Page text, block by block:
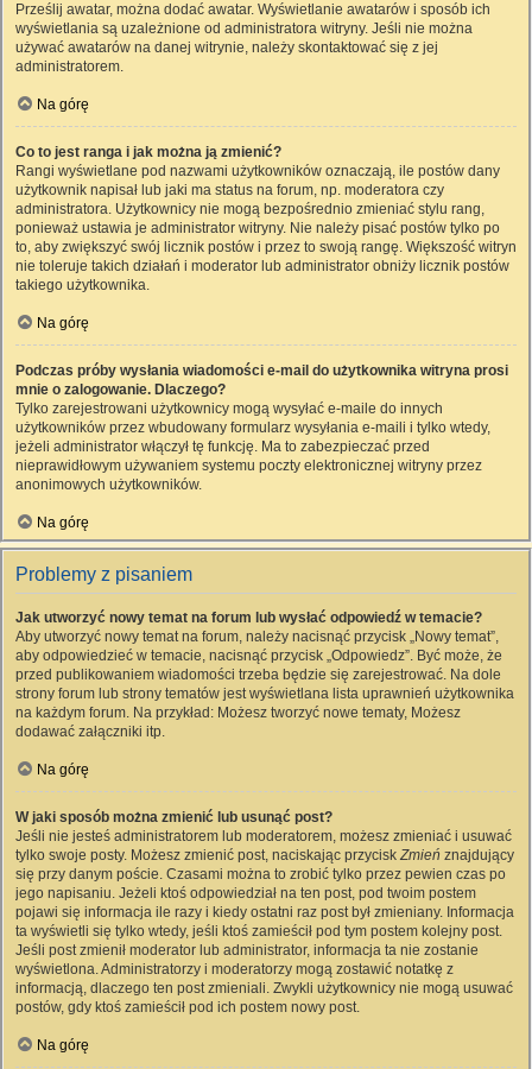
Prześlij awatar, można dodać awatar. Wyświetlanie awatarów i sposób ich
wyświetlania są uzależnione od administratora witryny. Jeśli nie można
używać awatarów na danej witrynie, należy skontaktować się z jej
administratorem.
Na górę
Co to jest ranga i jak można ją zmienić?
Rangi wyświetlane pod nazwami użytkowników oznaczają, ile postów dany
użytkownik napisał lub jaki ma status na forum, np. moderatora czy
administratora. Użytkownicy nie mogą bezpośrednio zmieniać stylu rang,
ponieważ ustawia je administrator witryny. Nie należy pisać postów tylko po
to, aby zwiększyć swój licznik postów i przez to swoją rangę. Większość witryn
nie toleruje takich działań i moderator lub administrator obniży licznik postów
takiego użytkownika.
Na górę
Podczas próby wysłania wiadomości e-mail do użytkownika witryna prosi
mnie o zalogowanie. Dlaczego?
Tylko zarejestrowani użytkownicy mogą wysyłać e-maile do innych
użytkowników przez wbudowany formularz wysyłania e-maili i tylko wtedy,
jeżeli administrator włączył tę funkcję. Ma to zabezpieczać przed
nieprawidłowym używaniem systemu poczty elektronicznej witryny przez
anonimowych użytkowników.
Na górę
Problemy z pisaniem
Jak utworzyć nowy temat na forum lub wysłać odpowiedź w temacie?
Aby utworzyć nowy temat na forum, należy nacisnąć przycisk „Nowy temat”,
aby odpowiedzieć w temacie, nacisnąć przycisk „Odpowiedz”. Być może, że
przed publikowaniem wiadomości trzeba będzie się zarejestrować. Na dole
strony forum lub strony tematów jest wyświetlana lista uprawnień użytkownika
na każdym forum. Na przykład: Możesz tworzyć nowe tematy, Możesz
dodawać załączniki itp.
Na górę
W jaki sposób można zmienić lub usunąć post?
Jeśli nie jesteś administratorem lub moderatorem, możesz zmieniać i usuwać
tylko swoje posty. Możesz zmienić post, naciskając przyciskZmień znajdujący
się przy danym poście. Czasami można to zrobić tylko przez pewien czas po
jego napisaniu. Jeżeli ktoś odpowiedział na ten post, pod twoim postem
pojawi się informacja ile razy i kiedy ostatni raz post był zmieniany. Informacja
ta wyświetli się tylko wtedy, jeśli ktoś zamieścił pod tym postem kolejny post.
Jeśli post zmienił moderator lub administrator, informacja ta nie zostanie
wyświetlona. Administratorzy i moderatorzy mogą zostawić notatkę z
informacją, dlaczego ten post zmieniali. Zwykli użytkownicy nie mogą usuwać
postów, gdy ktoś zamieścił pod ich postem nowy post.
Na górę